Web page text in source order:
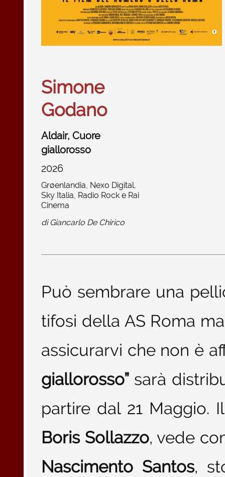
Simone
Godano
Aldair, Cuore
giallorosso
2026
Grøenlandia, Nexo Digital,
Sky Italia, Radio Rock e Rai
Cinema
di Giancarlo De Chirico
Può sembrare una
tifosi della AS Roma
assicurarvi che non è
giallorosso” sarà
partire dal 21 Maggio.
Boris Sollazzo, vede
Nascimento Santos,